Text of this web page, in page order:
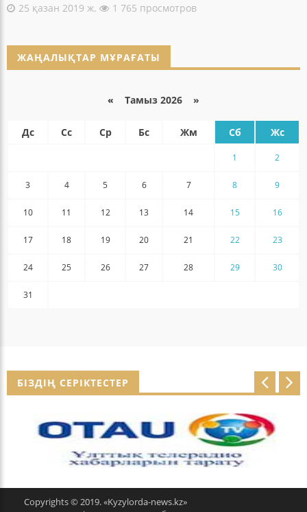
25 қазан 2019 ж.
1 765 просмотров
ЖАҢАЛЫҚТАР МҰРАҒАТЫ
« Тамыз 2026 »
Дс Сс Ср Бс Жм Сб Жс
1 2
3 4 5 6 7 8 9
10 11 12 13 14 15 16
17 18 19 20 21 22 23
24 25 26 27 28 29 30
31
БІЗДІҢ СЕРІКТЕСТЕР
r
e
Copyrights © 2019. «Kyzylorda-news.kz»